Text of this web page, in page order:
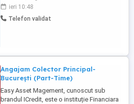
orar 08:00-16:00.
ieri 10:48
Telefon validat
Angajam Colector Principal-
București (Part-Time)
Easy Asset Magement, cunoscut sub
brandul ICredit, este o instituție Financiara